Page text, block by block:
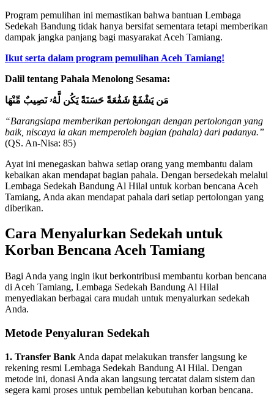
Program pemulihan ini memastikan bahwa bantuan Lembaga
Sedekah Bandung tidak hanya bersifat sementara tetapi memberikan
dampak jangka panjang bagi masyarakat Aceh Tamiang.
Ikut serta dalam program pemulihan Aceh Tamiang!
Dalil tentang Pahala Menolong Sesama:
مَن يَشْفَعْ شَفَٰعَةً حَسَنَةً يَكُن لَّهُۥ نَصِيبٌ مِّنْهَا
“Barangsiapa memberikan pertolongan dengan pertolongan yang
baik, niscaya ia akan memperoleh bagian (pahala) dari padanya.”
(QS. An-Nisa: 85)
Ayat ini menegaskan bahwa setiap orang yang membantu dalam
kebaikan akan mendapat bagian pahala. Dengan bersedekah melalui
Lembaga Sedekah Bandung Al Hilal untuk korban bencana Aceh
Tamiang, Anda akan mendapat pahala dari setiap pertolongan yang
diberikan.
Cara Menyalurkan Sedekah untuk
Korban Bencana Aceh Tamiang
Bagi Anda yang ingin ikut berkontribusi membantu korban bencana
di Aceh Tamiang, Lembaga Sedekah Bandung Al Hilal
menyediakan berbagai cara mudah untuk menyalurkan sedekah
Anda.
Metode Penyaluran Sedekah
1. Transfer Bank Anda dapat melakukan transfer langsung ke
rekening resmi Lembaga Sedekah Bandung Al Hilal. Dengan
metode ini, donasi Anda akan langsung tercatat dalam sistem dan
segera kami proses untuk pembelian kebutuhan korban bencana.